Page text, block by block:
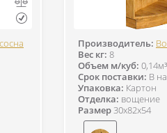
Производитель:
Вес кг: 8
Объем м/куб: 0,14м³
Срок поставки: В
Упаковка: Картон
Отделка: вощение
Размер30x82x54